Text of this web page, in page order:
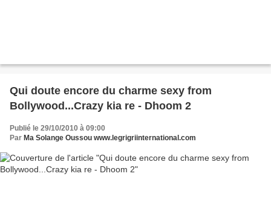
Qui doute encore du charme sexy from
Bollywood...Crazy kia re - Dhoom 2
Publié le 29/10/2010 à 09:00
Par Ma Solange Oussou www.legrigriinternational.com